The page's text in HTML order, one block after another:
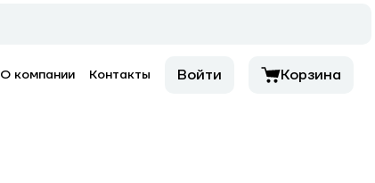
О компании Контакты Войти Корзина